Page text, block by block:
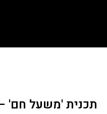
תכנית 'משעל חם'